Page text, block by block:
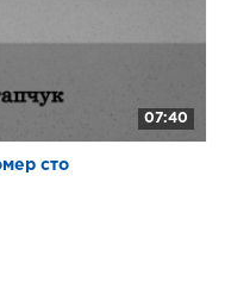
07:40
сто